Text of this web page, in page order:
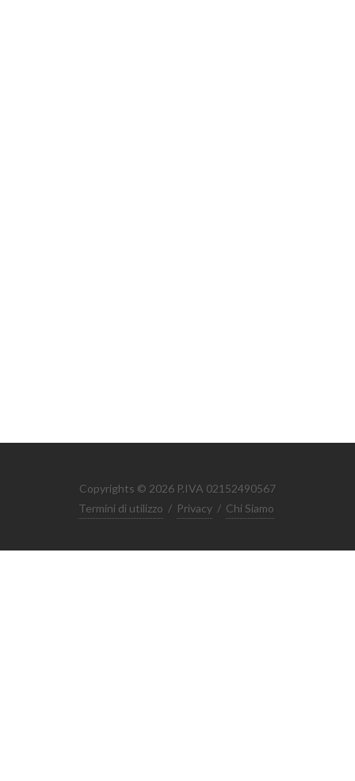
Copyrights © 2026 P.IVA 02152490567
Termini di utilizzo / Privacy / Chi Siamo